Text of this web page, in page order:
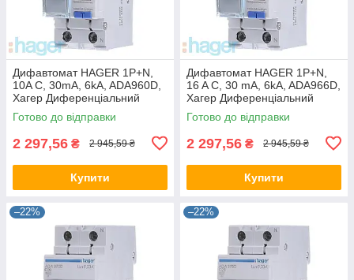
Дифавтомат HAGER 1P+N,
10A С, 30mA, 6kA, ADA960D,
Хагер Диференціальний
автоматичний вимикач, АВДТ
Готово до відправки
2 297,56 ₴ 2 945,59 ₴
Купити
Дифавтомат HAGER 1P+N,
16 A C, 30 mA, 6kA, ADA966D,
Хагер Диференціальний
автоматичний вимикач, АВДТ
Готово до відправки
2 297,56 ₴ 2 945,59 ₴
Купити
–22% –22%